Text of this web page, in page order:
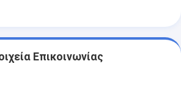
φίλτρων αέρα
που κατασκευάζει τη μηχανή
Επικοινωνίας